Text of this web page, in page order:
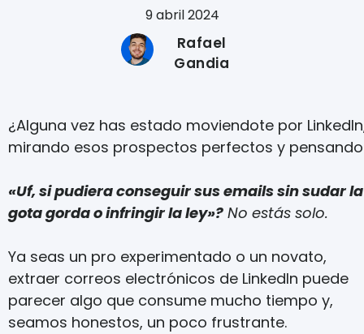
9 abril 2024
Rafael
Gandia
¿Alguna vez has estado moviendote por
mirando esos prospectos perfectos y
«Uf, si pudiera conseguir sus emails sin sudar la
gota gorda o infringir la ley»? No estás solo.
Ya seas un pro experimentado o un novato,
extraer correos electrónicos de LinkedIn puede
parecer algo que consume mucho tiempo y,
seamos honestos, un poco frustrante.